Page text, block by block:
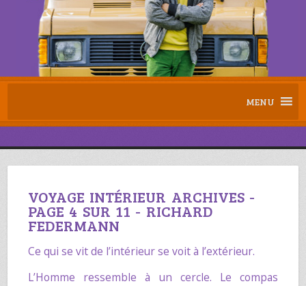
MENU
VOYAGE INTÉRIEUR ARCHIVES -
PAGE 4 SUR 11 - RICHARD
FEDERMANN
Ce qui se vit de l’intérieur se voit à l’extérieur.
L’Homme ressemble à un cercle. Le compas